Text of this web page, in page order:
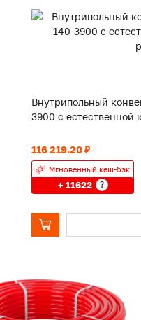
Внутрипольный
3900 с естественной
116 219.20 ₽
Мгновенный кеш-бэк
+ 11622 ?